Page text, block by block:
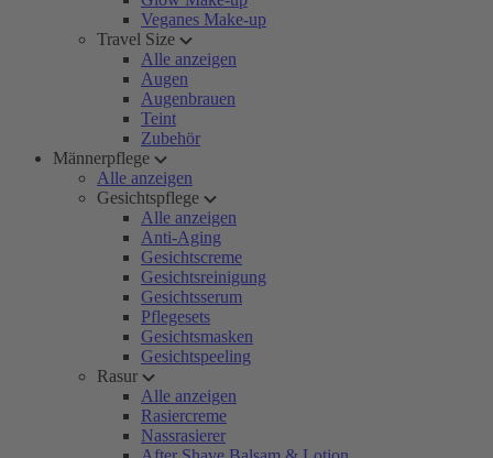
Veganes Make-up
Travel Size
Alle anzeigen
Augen
Augenbrauen
Teint
Zubehör
Männerpflege
Alle anzeigen
Gesichtspflege
Alle anzeigen
Anti-Aging
Gesichtscreme
Gesichtsreinigung
Gesichtsserum
Pflegesets
Gesichtsmasken
Gesichtspeeling
Rasur
Alle anzeigen
Rasiercreme
Nassrasierer